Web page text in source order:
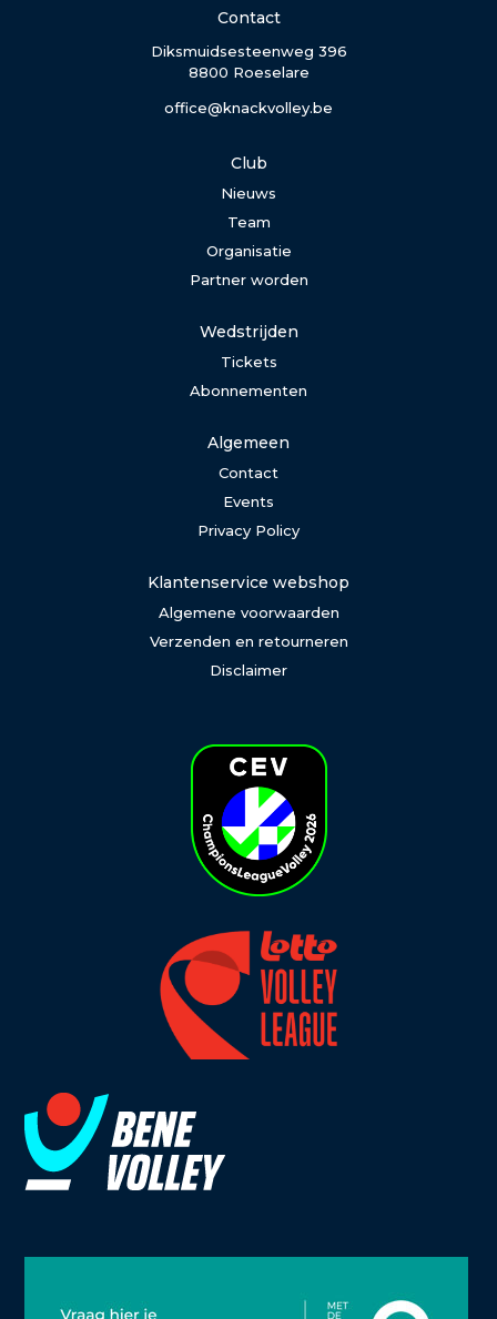
Contact
Diksmuidsesteenweg 396
8800 Roeselare
office@knackvolley.be
Club
Nieuws
Team
Organisatie
Partner worden
Wedstrijden
Tickets
Abonnementen
Algemeen
Contact
Events
Privacy Policy
Klantenservice webshop
Algemene voorwaarden
Verzenden en retourneren
Disclaimer